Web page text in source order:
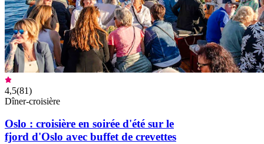
4,5(81)
Dîner-croisière
Oslo : croisière en soirée d'été sur le
fjord d'Oslo avec buffet de crevettes